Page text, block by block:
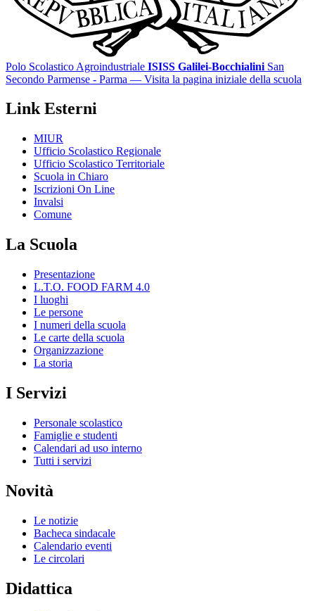
Polo Scolastico Agroindustriale ISISS Galilei-Bocchialini San
Secondo Parmense - Parma — Visita la pagina iniziale della scuola
Link Esterni
MIUR
Ufficio Scolastico Regionale
Ufficio Scolastico Territoriale
Scuola in Chiaro
Iscrizioni On Line
Invalsi
Comune
La Scuola
Presentazione
L.T.O. FOOD FARM 4.0
I luoghi
Le persone
I numeri della scuola
Le carte della scuola
Organizzazione
La storia
I Servizi
Personale scolastico
Famiglie e studenti
Calendari ad uso interno
Tutti i servizi
Novità
Le notizie
Bacheca sindacale
Calendario eventi
Le circolari
Didattica